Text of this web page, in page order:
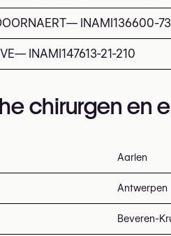
— INAMI 136600-
— INAMI 147613-21-210
chirurgen en
Aarlen
Antwerpen
Beveren-